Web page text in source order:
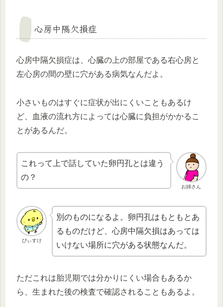
心房中隔欠損症
心房中隔欠損症は、心臓の上の部屋である右心房と
左心房の間の壁に穴がある病気なんだよ。
小さいものはすぐに症状が出にくいこともあるけ
ど、血液の流れ方によっては心臓に負担がかかるこ
とがあるんだ。
お姉さん
これって上で話していた卵円孔とは違う
の？
ぴぃすけ
別のものになるよ。卵円孔はもともとあ
るものだけど、心房中隔欠損はあっては
いけない場所に穴がある状態なんだ。
ただこれは胎児期では分かりにくい場合もあるか
ら、生まれた後の検査で確認されることもあるよ。